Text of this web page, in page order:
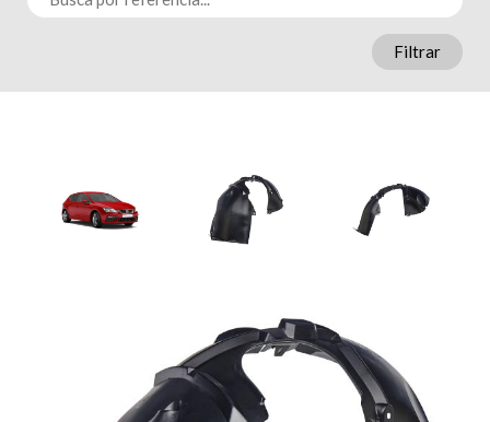
Filtrar